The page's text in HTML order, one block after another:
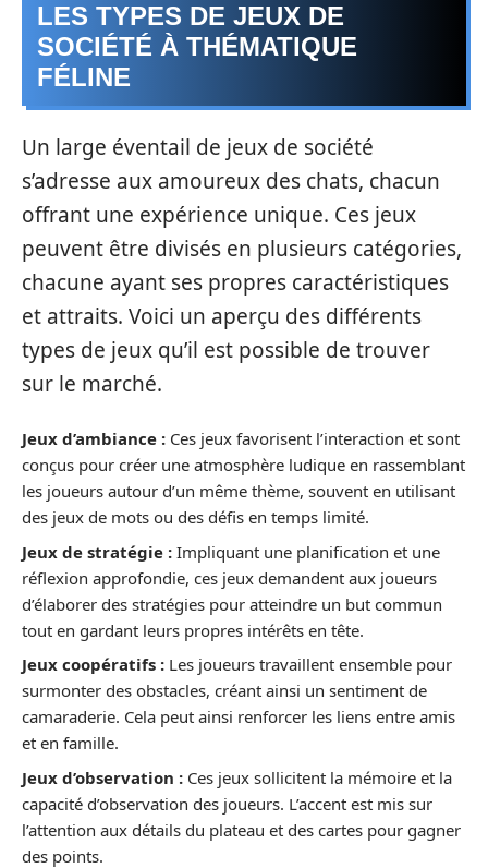
LES TYPES DE JEUX DE
SOCIÉTÉ À THÉMATIQUE
FÉLINE
Un large éventail de jeux de société
s’adresse aux amoureux des chats, chacun
offrant une expérience unique. Ces jeux
peuvent être divisés en plusieurs catégories,
chacune ayant ses propres caractéristiques
et attraits. Voici un aperçu des différents
types de jeux qu’il est possible de trouver
sur le marché.
Jeux d’ambiance : Ces jeux favorisent l’interaction et sont
conçus pour créer une atmosphère ludique en rassemblant
les joueurs autour d’un même thème, souvent en utilisant
des jeux de mots ou des défis en temps limité.
Jeux de stratégie : Impliquant une planification et une
réflexion approfondie, ces jeux demandent aux joueurs
d’élaborer des stratégies pour atteindre un but commun
tout en gardant leurs propres intérêts en tête.
Jeux coopératifs : Les joueurs travaillent ensemble pour
surmonter des obstacles, créant ainsi un sentiment de
camaraderie. Cela peut ainsi renforcer les liens entre amis
et en famille.
Jeux d’observation : Ces jeux sollicitent la mémoire et la
capacité d’observation des joueurs. L’accent est mis sur
l’attention aux détails du plateau et des cartes pour gagner
des points.